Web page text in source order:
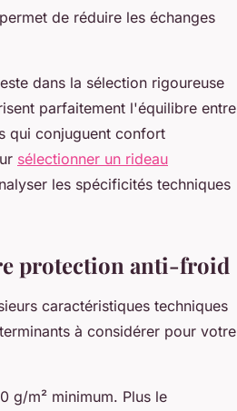
de réduire les échanges
dans la sélection rigoureuse
parfaitement l'équilibre entre
qui conjuguent confort
sélectionner un rideau
les spécificités techniques
protection anti-froid
caractéristiques techniques
à considérer pour votre
g/m² minimum. Plus le